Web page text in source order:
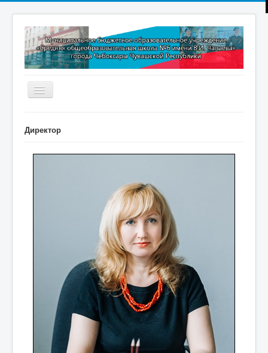
Включить/
выключить
Прокуратура разъясняет
ПРИЕМ В 1 КЛАСС
требуютсяспециалист по охране труда,
Директор